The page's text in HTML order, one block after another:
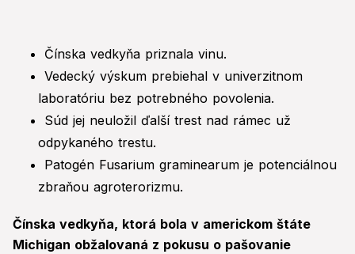
Čínska vedkyňa priznala vinu.
Vedecký výskum prebiehal v univerzitnom
laboratóriu bez potrebného povolenia.
Súd jej neuložil ďalší trest nad rámec už
odpykaného trestu.
Patogén Fusarium graminearum je potenciálnou
zbraňou agroterorizmu.
Čínska vedkyňa, ktorá bola v americkom štáte
Michigan obžalovaná z pokusu o pašovanie